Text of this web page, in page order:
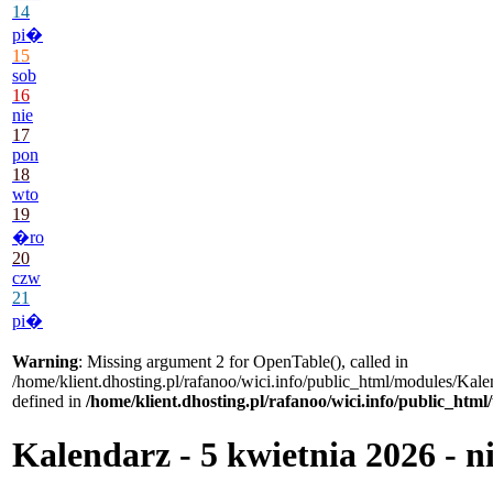
14
pi�
15
sob
16
nie
17
pon
18
wto
19
�ro
20
czw
21
pi�
Warning: Missing argument 2 for OpenTable(), called in
/home/klient.dhosting.pl/rafanoo/wici.info/public_html/modules/
defined in /home/klient.dhosting.pl/rafanoo/wici.info/
Kalendarz - 5 kwietnia 2026 -